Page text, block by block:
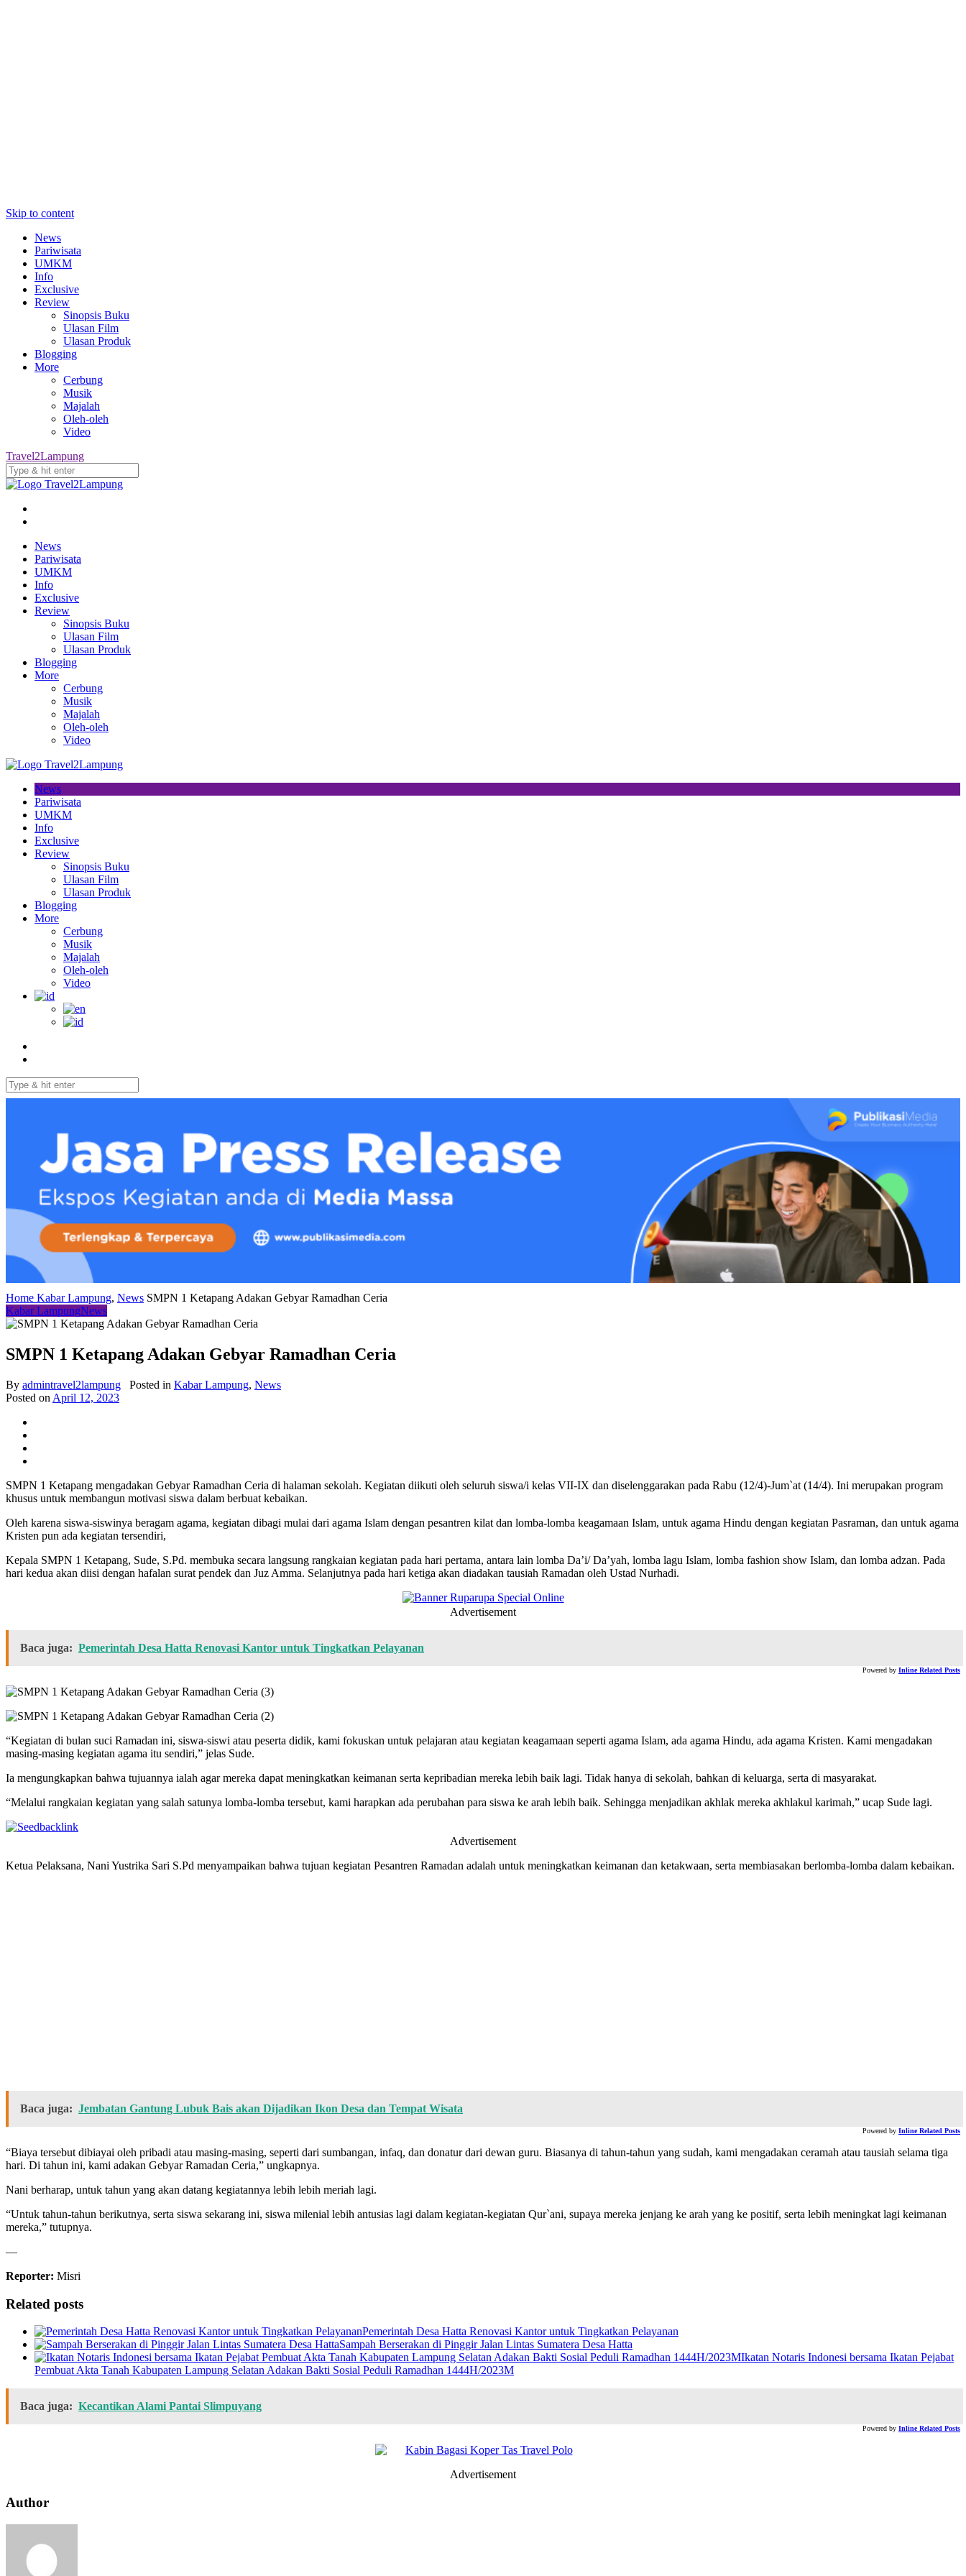
Skip to content
News
Pariwisata
UMKM
Info
Exclusive
Review
Sinopsis Buku
Ulasan Film
Ulasan Produk
Blogging
More
Cerbung
Musik
Majalah
Oleh-oleh
Video
Travel2Lampung
News
Pariwisata
UMKM
Info
Exclusive
Review
Sinopsis Buku
Ulasan Film
Ulasan Produk
Blogging
More
Cerbung
Musik
Majalah
Oleh-oleh
Video
News
Pariwisata
UMKM
Info
Exclusive
Review
Sinopsis Buku
Ulasan Film
Ulasan Produk
Blogging
More
Cerbung
Musik
Majalah
Oleh-oleh
Video
Home Kabar Lampung, News SMPN 1 Ketapang Adakan Gebyar Ramadhan Ceria
Kabar LampungNews
SMPN 1 Ketapang Adakan Gebyar Ramadhan Ceria
By admintravel2lampung Posted in Kabar Lampung, News
Posted on April 12, 2023
SMPN 1 Ketapang mengadakan Gebyar Ramadhan Ceria di halaman sekolah. Kegiatan diikuti oleh seluruh siswa/i kelas VII-IX dan diselenggarakan pada Rabu (12/4)-Jum`at (14/4). Ini merupakan program
khusus untuk membangun motivasi siswa dalam berbuat kebaikan.
Oleh karena siswa-siswinya beragam agama, kegiatan dibagi mulai dari agama Islam dengan pesantren kilat dan lomba-lomba keagamaan Islam, untuk agama Hindu dengan kegiatan Pasraman, dan untuk agama
Kristen pun ada kegiatan tersendiri,
Kepala SMPN 1 Ketapang, Sude, S.Pd. membuka secara langsung rangkaian kegiatan pada hari pertama, antara lain lomba Da’i/ Da’yah, lomba lagu Islam, lomba fashion show Islam, dan lomba adzan. Pada
hari kedua akan diisi dengan hafalan surat pendek dan Juz Amma. Selanjutnya pada hari ketiga akan diadakan tausiah Ramadan oleh Ustad Nurhadi.
Advertisement
Baca juga: Pemerintah Desa Hatta Renovasi Kantor untuk Tingkatkan Pelayanan
Powered by Inline Related Posts
“Kegiatan di bulan suci Ramadan ini, siswa-siswi atau peserta didik, kami fokuskan untuk pelajaran atau kegiatan keagamaan seperti agama Islam, ada agama Hindu, ada agama Kristen. Kami mengadakan
masing-masing kegiatan agama itu sendiri,” jelas Sude.
Ia mengungkapkan bahwa tujuannya ialah agar mereka dapat meningkatkan keimanan serta kepribadian mereka lebih baik lagi. Tidak hanya di sekolah, bahkan di keluarga, serta di masyarakat.
“Melalui rangkaian kegiatan yang salah satunya lomba-lomba tersebut, kami harapkan ada perubahan para siswa ke arah lebih baik. Sehingga menjadikan akhlak mereka akhlakul karimah,” ucap Sude lagi.
Advertisement
Ketua Pelaksana, Nani Yustrika Sari S.Pd menyampaikan bahwa tujuan kegiatan Pesantren Ramadan adalah untuk meningkatkan keimanan dan ketakwaan, serta membiasakan berlomba-lomba dalam kebaikan.
Baca juga: Jembatan Gantung Lubuk Bais akan Dijadikan Ikon Desa dan Tempat Wisata
Powered by Inline Related Posts
“Biaya tersebut dibiayai oleh pribadi atau masing-masing, seperti dari sumbangan, infaq, dan donatur dari dewan guru. Biasanya di tahun-tahun yang sudah, kami mengadakan ceramah atau tausiah selama tiga
hari. Di tahun ini, kami adakan Gebyar Ramadan Ceria,” ungkapnya.
Nani berharap, untuk tahun yang akan datang kegiatannya lebih lebih meriah lagi.
“Untuk tahun-tahun berikutnya, serta siswa sekarang ini, siswa milenial lebih antusias lagi dalam kegiatan-kegiatan Qur`ani, supaya mereka jenjang ke arah yang ke positif, serta lebih meningkat lagi keimanan
mereka,” tutupnya.
—
Reporter: Misri
Related posts
Pemerintah Desa Hatta Renovasi Kantor untuk Tingkatkan Pelayanan
Sampah Berserakan di Pinggir Jalan Lintas Sumatera Desa Hatta
Ikatan Notaris Indonesi bersama Ikatan Pejabat
Pembuat Akta Tanah Kabupaten Lampung Selatan Adakan Bakti Sosial Peduli Ramadhan 1444H/2023M
Baca juga: Kecantikan Alami Pantai Slimpuyang
Powered by Inline Related Posts
Advertisement
Author